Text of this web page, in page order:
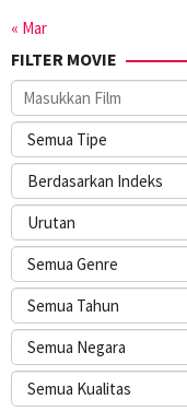
« Mar
FILTER MOVIE